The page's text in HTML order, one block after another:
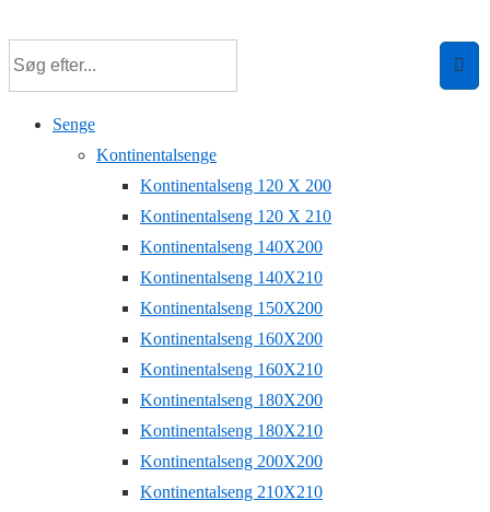
hovedindhold
Senge
Kontinentalsenge
Kontinentalseng 120 X 200
Kontinentalseng 120 X 210
Kontinentalseng 140X200
Kontinentalseng 140X210
Kontinentalseng 150X200
Kontinentalseng 160X200
Kontinentalseng 160X210
Kontinentalseng 180X200
Kontinentalseng 180X210
Kontinentalseng 200X200
Kontinentalseng 210X210